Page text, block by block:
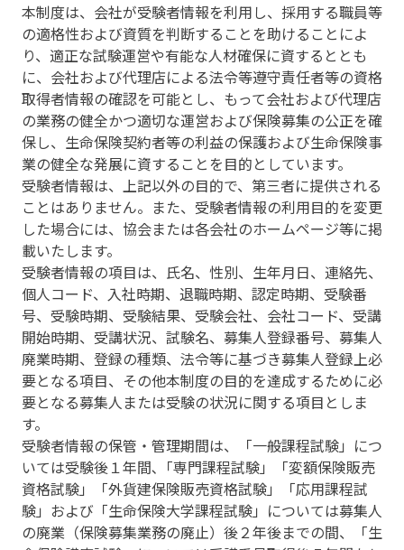
本制度は、会社が受験者情報を利用し、採用する職員等
の適格性および資質を判断することを助けることによ
り、適正な試験運営や有能な人材確保に資するととも
に、会社および代理店による法令等遵守責任者等の資格
取得者情報の確認を可能とし、もって会社および代理店
の業務の健全かつ適切な運営および保険募集の公正を確
保し、生命保険契約者等の利益の保護および生命保険事
業の健全な発展に資することを目的としています。
受験者情報は、上記以外の目的で、第三者に提供される
ことはありません。また、受験者情報の利用目的を変更
した場合には、協会または各会社のホームページ等に掲
載いたします。
受験者情報の項目は、氏名、性別、生年月日、連絡先、
個人コード、入社時期、退職時期、認定時期、受験番
号、受験時期、受験結果、受験会社、会社コード、受講
開始時期、受講状況、試験名、募集人登録番号、募集人
廃業時期、登録の種類、法令等に基づき募集人登録上必
要となる項目、その他本制度の目的を達成するために必
要となる募集人または受験の状況に関する項目としま
す。
受験者情報の保管・管理期間は、「一般課程試験」につ
いては受験後１年間､「専門課程試験」「変額保険販売
資格試験」「外貨建保険販売資格試験」「応用課程試
験」および「生命保険大学課程試験」については募集人
の廃業（保険募集業務の廃止）後２年後までの間、「生